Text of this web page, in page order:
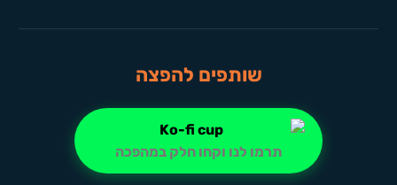
שותפים להפצה
תרמו לנו וקחו חלק במהפכה